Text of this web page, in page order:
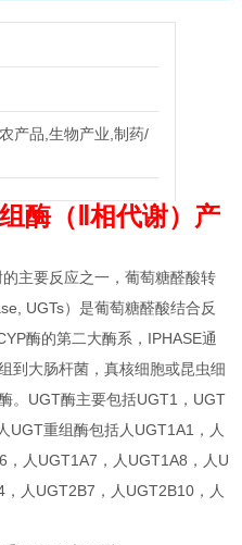
产品,生物产业,制药/
酶（Ⅱ相代谢） 产
主要反应之一，葡萄糖醛酸转
UGTs）是葡萄糖醛酸结合反
酶的第二大酶系，IPHASE通
到大肠杆菌，真核细胞或昆虫细
。UGT酶主要包括UGT1，UGT
UGT重组酶包括人UGT1A1，人
人UGT1A7，人UGT1A8，人U
人UGT2B7，人UGT2B10，人